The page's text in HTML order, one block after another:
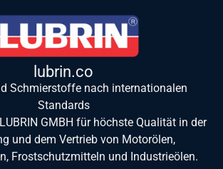
lubrin.co
Schmierstoffe nach internationalen
Standards
GMBH für höchste Qualität in der
und dem Vertrieb von Motorölen,
Frostschutzmitteln und Industrieölen.